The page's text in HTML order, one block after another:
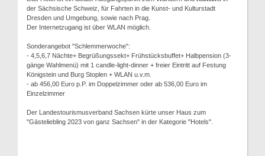
der Sächsische Schweiz, für Fahrten in die Kunst- und Kulturstadt
Dresden und Umgebung, sowie nach Prag.
Der Internetzugang ist über WLAN möglich.
Sonderangebot "Schlemmerwoche":
- 4,5,6,7 Nächte+ Begrüßungssekt+ Frühstücksbuffet+ Halbpension (3-
gänge Wahlmenü) mit 1 candle-light-dinner + freier Eintritt auf Festung
Königstein und Burg Stoplen + WLAN u.v.m.
- ab 456,00 Euro p.P. im Doppelzimmer oder ab 536,00 Euro im
Einzelzimmer
Der Landestourismusverband Sachsen kürte unser Haus zum
"Gästeliebling 2023 von ganz Sachsen" in der Kategorie "Hotels".